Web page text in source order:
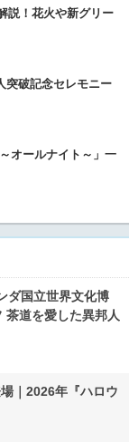
説！花火や新グリー
突破記念セレモニー
オールナイト～」一
ダ国立世界文化博
茶道を愛した異邦人
｜2026年『ハロウ